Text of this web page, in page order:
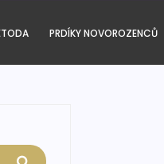
PRDÍKY NOVOROZENCŮ